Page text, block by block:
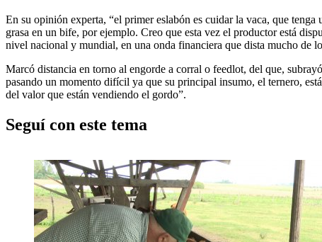
En su opinión experta, “el primer eslabón es cuidar la vaca, que
grasa en un bife, por ejemplo. Creo que esta vez el productor está
nivel nacional y mundial, en una onda financiera que dista mucho de
Marcó distancia en torno al engorde a corral o feedlot, del que,
pasando un momento difícil ya que su principal insumo, el ternero,
del valor que están vendiendo el gordo”.
Seguí con este tema